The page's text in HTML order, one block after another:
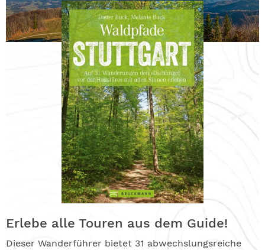
Erlebe alle Touren aus dem Guide!
Dieser Wanderführer bietet 31 abwechslungsreiche